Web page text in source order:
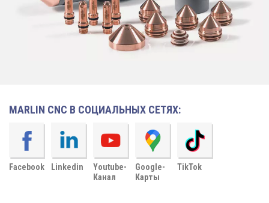
MARLIN CNC В СОЦИАЛЬНЫХ СЕТЯХ:
Facebook Linkedin
Youtube-
Канал
Google-
Карты
TikTok